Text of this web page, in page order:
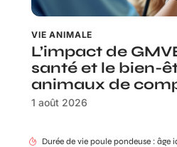
VIE ANIMALE
L’impact de
santé et le bien-
animaux de
1 août 2026